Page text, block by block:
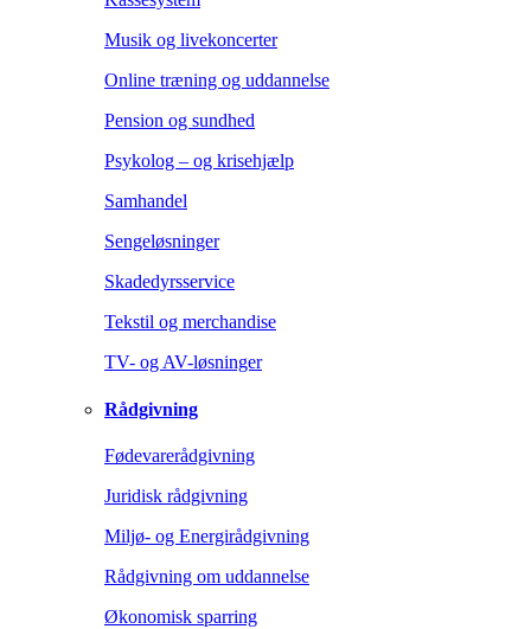
Musik og livekoncerter
Online træning og uddannelse
Pension og sundhed
Psykolog – og krisehjælp
Samhandel
Sengeløsninger
Skadedyrsservice
Tekstil og merchandise
TV- og AV-løsninger
Rådgivning
Fødevarerådgivning
Juridisk rådgivning
Miljø- og Energirådgivning
Rådgivning om uddannelse
Økonomisk sparring